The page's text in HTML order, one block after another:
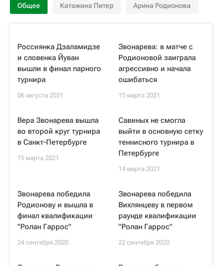
Общее Катажина Питер Арина Родионова
Россиянка Дзаламидзе
и словенка Йуван
вышли в финал парного
турнира
06 августа 2021
Звонарева: в матче с
Родионовой заиграла
агрессивно и начала
ошибаться
15 марта 2021
Вера Звонарева вышла
во второй круг турнира
в Санкт-Петербурге
15 марта 2021
Савиных не смогла
выйти в основную сетку
теннисного турнира в
Петербурге
14 марта 2021
Звонарева победила
Родионову и вышла в
финал квалификации
"Ролан Гаррос"
24 сентября 2020
Звонарева победила
Вихлянцеву в первом
раунде квалификации
"Ролан Гаррос"
22 сентября 2020